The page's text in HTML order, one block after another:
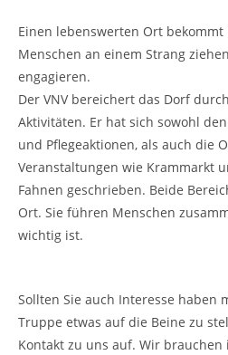
Einen lebenswerten Ort
Menschen an einem Strang
engagieren.
Der VNV bereichert das Dorf
Aktivitäten. Er hat sich sowohl
und Pflegeaktionen, als auch die
Veranstaltungen wie Krammarkt
Fahnen geschrieben. Beide
Ort. Sie führen Menschen
wichtig ist.
Sollten Sie auch Interesse haben
Truppe etwas auf die Beine zu
Kontakt zu uns auf. Wir